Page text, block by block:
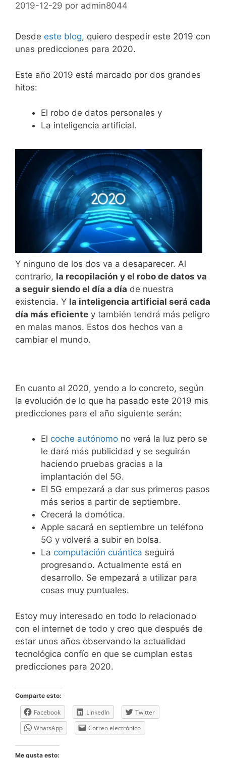
2019-12-29 por admin8044
Desde este blog, quiero despedir este 2019 con
unas predicciones para 2020.
Este año 2019 está marcado por dos grandes
hitos:
El robo de datos personales y
La inteligencia artificial.
Y ninguno de los dos va a desaparecer. Al
contrario, la recopilación y el robo de datos va
a seguir siendo el día a día de nuestra
existencia. Y la inteligencia artificial será cada
día más eficiente y también tendrá más peligro
en malas manos. Estos dos hechos van a
cambiar el mundo.
En cuanto al 2020, yendo a lo concreto, según
la evolución de lo que ha pasado este 2019 mis
predicciones para el año siguiente serán:
El coche autónomo no verá la luz pero se
le dará más publicidad y se seguirán
haciendo pruebas gracias a la
implantación del 5G.
El 5G empezará a dar sus primeros pasos
más serios a partir de septiembre.
Crecerá la domótica.
Apple sacará en septiembre un teléfono
5G y volverá a subir en bolsa.
La computación cuántica seguirá
progresando. Actualmente está en
desarrollo. Se empezará a utilizar para
cosas muy puntuales.
Estoy muy interesado en todo lo relacionado
con el internet de todo y creo que después de
estar unos años observando la actualidad
tecnológica confío en que se cumplan estas
predicciones para 2020.
Comparte esto:
Facebook LinkedIn
Twitter
WhatsApp
Correo electrónico
Me gusta esto: